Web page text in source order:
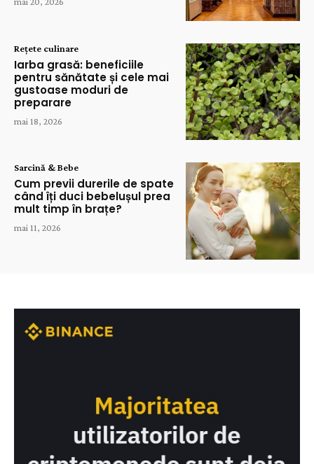
Rețete culinare
Iarba grasă: beneficiile
pentru sănătate și cele mai
gustoase moduri de
preparare
mai 18, 2026
Sarcină & Bebe
Cum previi durerile de spate
când îți duci bebelușul prea
mult timp în brațe?
mai 11, 2026